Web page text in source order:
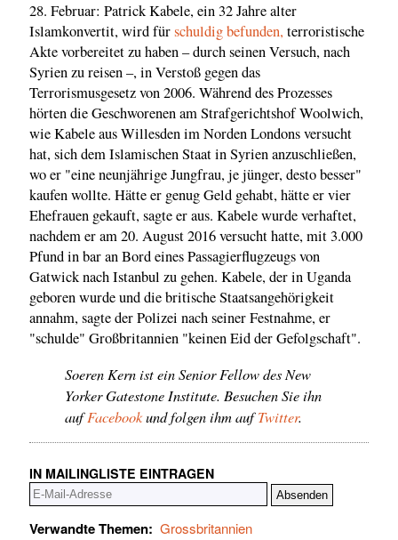
28. Februar: Patrick Kabele, ein 32 Jahre alter
Islamkonvertit, wird fürschuldig befunden, terroristische
Akte vorbereitet zu haben – durch seinen Versuch, nach
Syrien zu reisen –, in Verstoß gegen das
Terrorismusgesetz von 2006. Während des Prozesses
hörten die Geschworenen am Strafgerichtshof Woolwich,
wie Kabele aus Willesden im Norden Londons versucht
hat, sich dem Islamischen Staat in Syrien anzuschließen,
wo er "eine neunjährige Jungfrau, je jünger, desto besser"
kaufen wollte. Hätte er genug Geld gehabt, hätte er vier
Ehefrauen gekauft, sagte er aus. Kabele wurde verhaftet,
nachdem er am 20. August 2016 versucht hatte, mit 3.000
Pfund in bar an Bord eines Passagierflugzeugs von
Gatwick nach Istanbul zu gehen. Kabele, der in Uganda
geboren wurde und die britische Staatsangehörigkeit
annahm, sagte der Polizei nach seiner Festnahme, er
"schulde" Großbritannien "keinen Eid der Gefolgschaft".
Soeren Kern ist ein Senior Fellow des New
Yorker Gatestone Institute. Besuchen Sie ihn
auf Facebookund folgen ihm auf Twitter.
IN MAILINGLISTE EINTRAGEN
Verwandte Themen: Grossbritannien